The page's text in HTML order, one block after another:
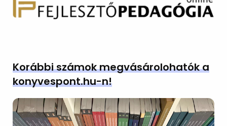
Korábbi számok megvásárolohatók a
konyvespont.hu-n!